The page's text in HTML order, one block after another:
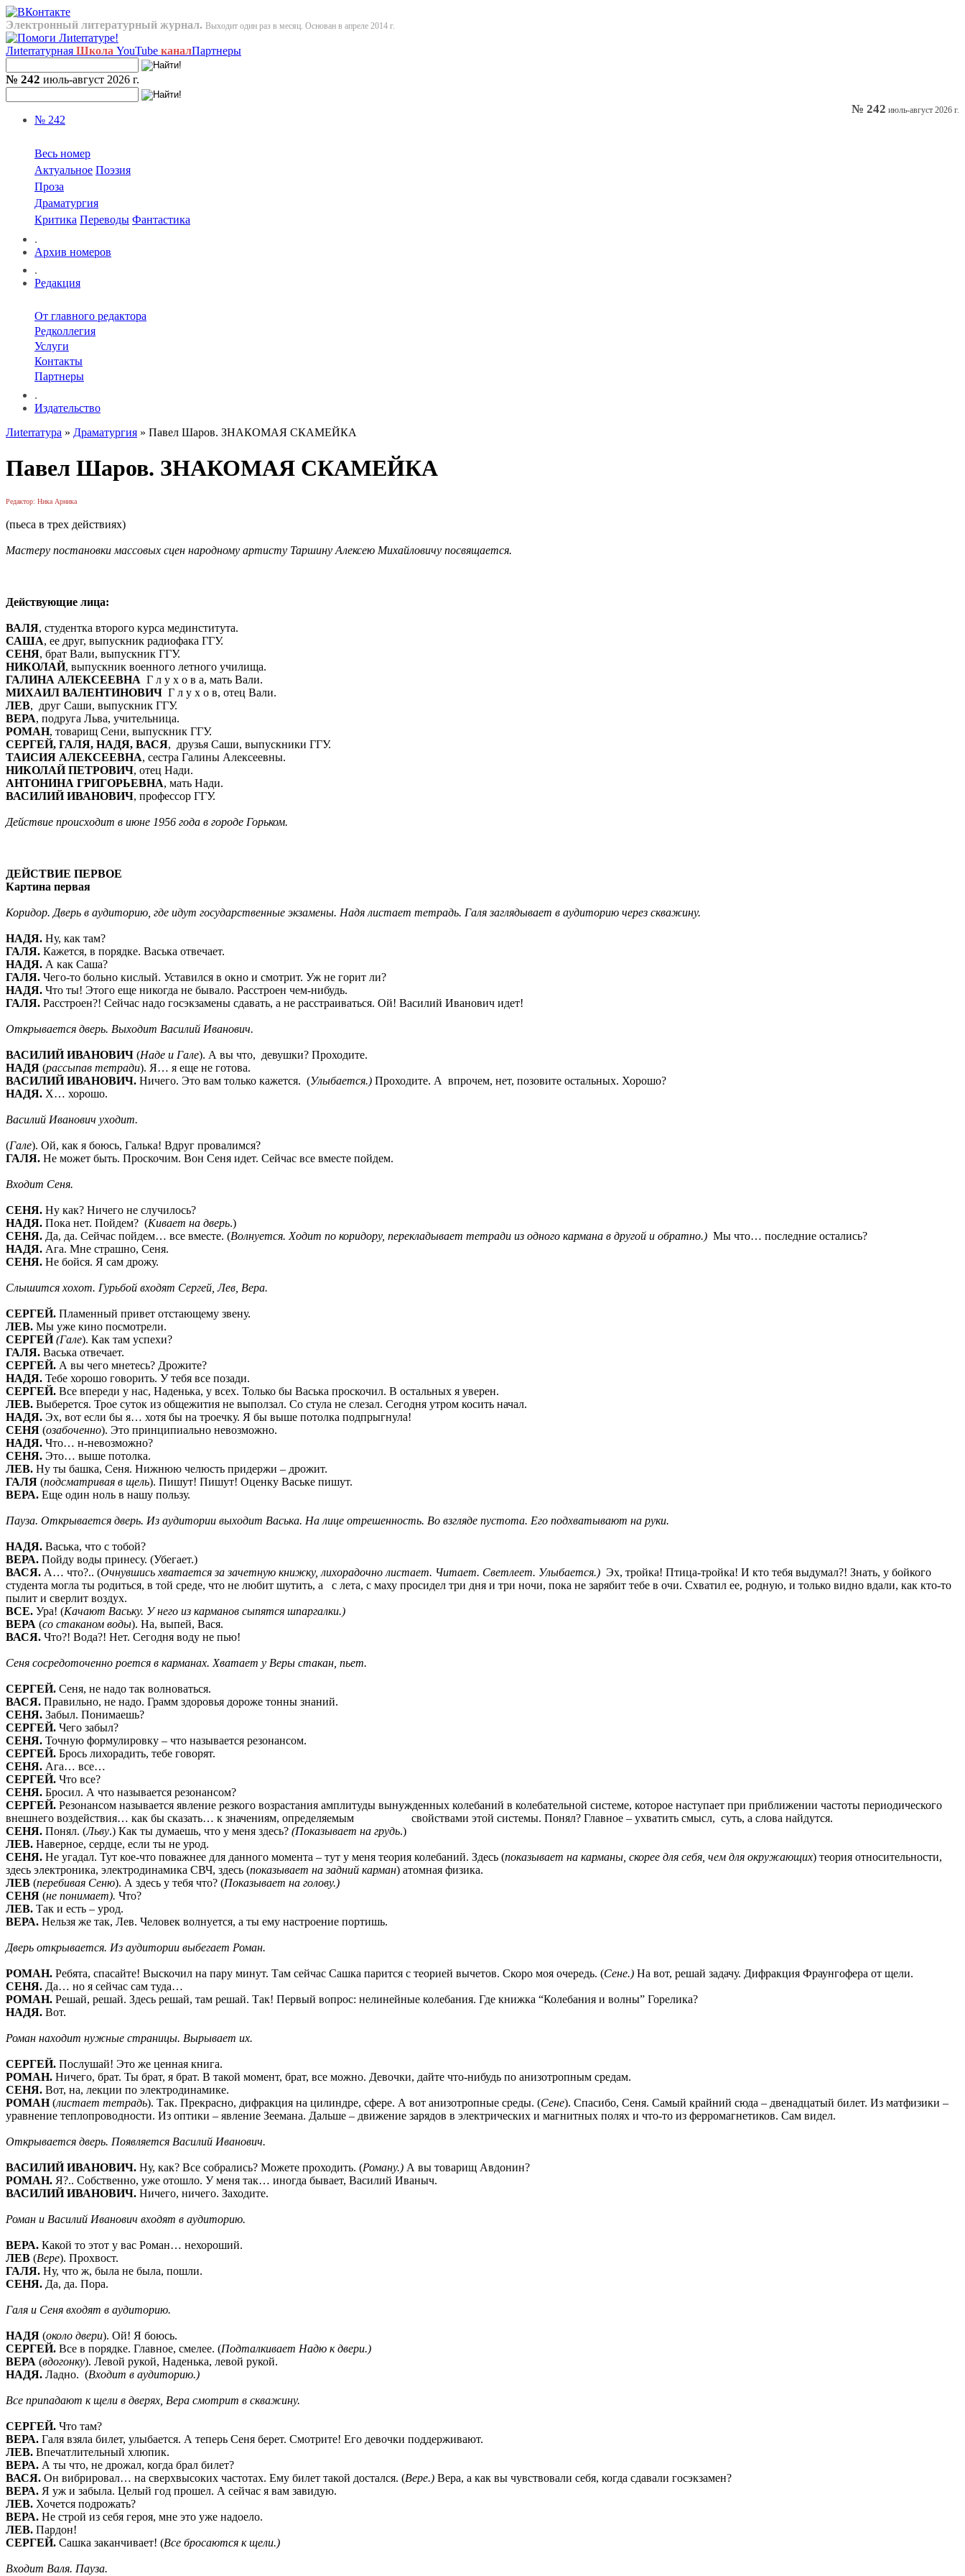
Электронный литературный журнал. Выходит один раз в месяц. Основан в апреле 2014 г.
Лиterraтурная Школа YouTube каналПартнеры
№ 242 июль-август 2026 г.
№ 242
Весь номер
Актуальное Поэзия
Проза
Драматургия
Критика Переводы Фантастика
.
Архив номеров
.
Редакция
От главного редактора
Редколлегия
Услуги
Контакты
Партнеры
.
Издательство
№ 242 июль-август 2026 г.
Лиterraтура » Драматургия » Павел Шаров. ЗНАКОМАЯ СКАМЕЙКА
Павел Шаров. ЗНАКОМАЯ СКАМЕЙКА
Редактор: Ника Арника
(пьеса в трех действиях)
Мастеру постановки массовых сцен народному артисту Таршину Алексею Михайловичу посвящается.
Действующие лица:
ВАЛЯ, студентка второго курса мединститута.
САША, ее друг, выпускник радиофака ГГУ.
СЕНЯ, брат Вали, выпускник ГГУ.
НИКОЛАЙ, выпускник военного летного училища.
ГАЛИНА АЛЕКСЕЕВНА Г л у х о в а, мать Вали.
МИХАИЛ ВАЛЕНТИНОВИЧ Г л у х о в, отец Вали.
ЛЕВ, друг Саши, выпускник ГГУ.
ВЕРА, подруга Льва, учительница.
РОМАН, товарищ Сени, выпускник ГГУ.
СЕРГЕЙ, ГАЛЯ, НАДЯ, ВАСЯ, друзья Саши, выпускники ГГУ.
ТАИСИЯ АЛЕКСЕЕВНА, сестра Галины Алексеевны.
НИКОЛАЙ ПЕТРОВИЧ, отец Нади.
АНТОНИНА ГРИГОРЬЕВНА, мать Нади.
ВАСИЛИЙ ИВАНОВИЧ, профессор ГГУ.
Действие происходит в июне 1956 года в городе Горьком.
ДЕЙСТВИЕ ПЕРВОЕ
Картина первая
Коридор. Дверь в аудиторию, где идут государственные экзамены. Надя листает тетрадь. Галя заглядывает в аудиторию через скважину.
НАДЯ. Ну, как там?
ГАЛЯ. Кажется, в порядке. Васька отвечает.
НАДЯ. А как Саша?
ГАЛЯ. Чего-то больно кислый. Уставился в окно и смотрит. Уж не горит ли?
НАДЯ. Что ты! Этого еще никогда не бывало. Расстроен чем-нибудь.
ГАЛЯ. Расстроен?! Сейчас надо госэкзамены сдавать, а не расстраиваться. Ой! Василий Иванович идет!
Открывается дверь. Выходит Василий Иванович.
ВАСИЛИЙ ИВАНОВИЧ (Наде и Гале). А вы что, девушки? Проходите.
НАДЯ (рассыпав тетради). Я… я еще не готова.
ВАСИЛИЙ ИВАНОВИЧ. Ничего. Это вам только кажется. (Улыбается.) Проходите. А впрочем, нет, позовите остальных. Хорошо?
НАДЯ. Х… хорошо.
Василий Иванович уходит.
(Гале). Ой, как я боюсь, Галька! Вдруг провалимся?
ГАЛЯ. Не может быть. Проскочим. Вон Сеня идет. Сейчас все вместе пойдем.
Входит Сеня.
СЕНЯ. Ну как? Ничего не случилось?
НАДЯ. Пока нет. Пойдем? (Кивает на дверь.)
СЕНЯ. Да, да. Сейчас пойдем… все вместе. (Волнуется. Ходит по коридору, перекладывает тетради из одного кармана в другой и обратно.) Мы что… последние остались?
НАДЯ. Ага. Мне страшно, Сеня.
СЕНЯ. Не бойся. Я сам дрожу.
Слышится хохот. Гурьбой входят Сергей, Лев, Вера.
СЕРГЕЙ. Пламенный привет отстающему звену.
ЛЕВ. Мы уже кино посмотрели.
СЕРГЕЙ(Гале). Как там успехи?
ГАЛЯ. Васька отвечает.
СЕРГЕЙ. А вы чего мнетесь? Дрожите?
НАДЯ. Тебе хорошо говорить. У тебя все позади.
СЕРГЕЙ. Все впереди у нас, Наденька, у всех. Только бы Васька проскочил. В остальных я уверен.
ЛЕВ. Выберется. Трое суток из общежития не выползал. Со стула не слезал. Сегодня утром косить начал.
НАДЯ. Эх, вот если бы я… хотя бы на троечку. Я бы выше потолка подпрыгнула!
СЕНЯ (озабоченно). Это принципиально невозможно.
НАДЯ. Что… н-невозможно?
СЕНЯ. Это… выше потолка.
ЛЕВ. Ну ты башка, Сеня. Нижнюю челюсть придержи – дрожит.
ГАЛЯ (подсматривая в щель). Пишут! Пишут! Оценку Ваське пишут.
ВЕРА. Еще один ноль в нашу пользу.
Пауза. Открывается дверь. Из аудитории выходит Васька. На лице отрешенность. Во взгляде пустота. Его подхватывают на руки.
НАДЯ. Васька, что с тобой?
ВЕРА. Пойду воды принесу. (Убегает.)
ВАСЯ. А… что?.. (Очнувшись хватается за зачетную книжку, лихорадочно листает. Читает. Светлеет. Улыбается.) Эх, тройка! Птица-тройка! И кто тебя выдумал?! Знать, у бойкого
студента могла ты родиться, в той среде, что не любит шутить, а с лета, с маху просидел три дня и три ночи, пока не зарябит тебе в очи. Схватил ее, родную, и только видно вдали, как кто-то
пылит и сверлит воздух.
ВСЕ. Ура! (Качают Ваську. У него из карманов сыпятся шпаргалки.)
ВЕРА (со стаканом воды). На, выпей, Вася.
ВАСЯ. Что?! Вода?! Нет. Сегодня воду не пью!
Сеня сосредоточенно роется в карманах. Хватает у Веры стакан, пьет.
СЕРГЕЙ. Сеня, не надо так волноваться.
ВАСЯ. Правильно, не надо. Грамм здоровья дороже тонны знаний.
СЕНЯ. Забыл. Понимаешь?
СЕРГЕЙ. Чего забыл?
СЕНЯ. Точную формулировку – что называется резонансом.
СЕРГЕЙ. Брось лихорадить, тебе говорят.
СЕНЯ. Ага… все…
СЕРГЕЙ. Что все?
СЕНЯ. Бросил. А что называется резонансом?
СЕРГЕЙ. Резонансом называется явление резкого возрастания амплитуды вынужденных колебаний в колебательной системе, которое наступает при приближении частоты периодического
внешнего воздействия… как бы сказать… к значениям, определяемым свойствами этой системы. Понял? Главное – ухватить смысл, суть, а слова найдутся.
СЕНЯ. Понял. (Льву.) Как ты думаешь, что у меня здесь? (Показывает на грудь.)
ЛЕВ. Наверное, сердце, если ты не урод.
СЕНЯ. Не угадал. Тут кое-что поважнее для данного момента – тут у меня теория колебаний. Здесь (показывает на карманы, скорее для себя, чем для окружающих) теория относительности,
здесь электроника, электродинамика СВЧ, здесь (показывает на задний карман) атомная физика.
ЛЕВ (перебивая Сеню). А здесь у тебя что? (Показывает на голову.)
СЕНЯ (не понимает). Что?
ЛЕВ. Так и есть – урод.
ВЕРА. Нельзя же так, Лев. Человек волнуется, а ты ему настроение портишь.
Дверь открывается. Из аудитории выбегает Роман.
РОМАН. Ребята, спасайте! Выскочил на пару минут. Там сейчас Сашка парится с теорией вычетов. Скоро моя очередь. (Сене.) На вот, решай задачу. Дифракция Фраунгофера от щели.
СЕНЯ. Да… но я сейчас сам туда…
РОМАН. Решай, решай. Здесь решай, там решай. Так! Первый вопрос: нелинейные колебания. Где книжка “Колебания и волны” Горелика?
НАДЯ. Вот.
Роман находит нужные страницы. Вырывает их.
СЕРГЕЙ. Послушай! Это же ценная книга.
РОМАН. Ничего, брат. Ты брат, я брат. В такой момент, брат, все можно. Девочки, дайте что-нибудь по анизотропным средам.
СЕНЯ. Вот, на, лекции по электродинамике.
РОМАН(листает тетрадь). Так. Прекрасно, дифракция на цилиндре, сфере. А вот анизотропные среды. (Сене). Спасибо, Сеня. Самый крайний сюда – двенадцатый билет. Из матфизики –
уравнение теплопроводности. Из оптики – явление Зеемана. Дальше – движение зарядов в электрических и магнитных полях и что-то из ферромагнетиков. Сам видел.
Открывается дверь. Появляется Василий Иванович.
ВАСИЛИЙ ИВАНОВИЧ. Ну, как? Все собрались? Можете проходить. (Роману.) А вы товарищ Авдонин?
РОМАН. Я?.. Собственно, уже отошло. У меня так… иногда бывает, Василий Иваныч.
ВАСИЛИЙ ИВАНОВИЧ. Ничего, ничего. Заходите.
Роман и Василий Иванович входят в аудиторию.
ВЕРА. Какой то этот у вас Роман… нехороший.
ЛЕВ (Вере). Прохвост.
ГАЛЯ. Ну, что ж, была не была, пошли.
СЕНЯ. Да, да. Пора.
Галя и Сеня входят в аудиторию.
НАДЯ (около двери). Ой! Я боюсь.
СЕРГЕЙ. Все в порядке. Главное, смелее. (Подталкивает Надю к двери.)
ВЕРА (вдогонку). Левой рукой, Наденька, левой рукой.
НАДЯ. Ладно. (Входит в аудиторию.)
Все припадают к щели в дверях, Вера смотрит в скважину.
СЕРГЕЙ. Что там?
ВЕРА. Галя взяла билет, улыбается. А теперь Сеня берет. Смотрите! Его девочки поддерживают.
ЛЕВ. Впечатлительный хлюпик.
ВЕРА. А ты что, не дрожал, когда брал билет?
ВАСЯ. Он вибрировал… на сверхвысоких частотах. Ему билет такой достался. (Вере.) Вера, а как вы чувствовали себя, когда сдавали госэкзамен?
ВЕРА. Я уж и забыла. Целый год прошел. А сейчас я вам завидую.
ЛЕВ. Хочется подрожать?
ВЕРА. Не строй из себя героя, мне это уже надоело.
ЛЕВ. Пардон!
СЕРГЕЙ. Сашка заканчивает! (Все бросаются к щели.)
Входит Валя. Пауза.